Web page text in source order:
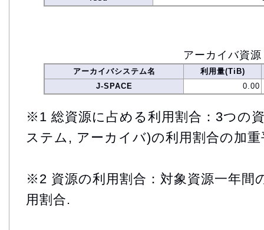
アーカイバ資源
アーカイバシステム名
利用量(TiB)
J-SPACE
0.00
※1 総資源に占める利用割合：3つの
ステム, アーカイバ)の利用割合の加重
※2 資源の利用割合：対象資源一年間
用割合.